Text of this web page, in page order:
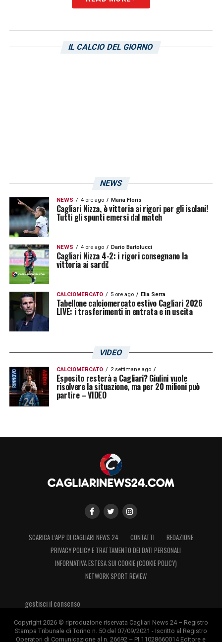
IL CALCIO DEL GIORNO
NEWS
NEWS 4 ore ago Maria Floris
Cagliari Nizza, è vittoria ai rigori per gli isolani!
Tutti gli spunti emersi dal match
NEWS 4 ore ago Dario Bartolucci
Cagliari Nizza 4-2: i rigori consegnano la
vittoria ai sardi!
CALCIOMERCATO 5 ore ago Elia Serra
Tabellone calciomercato estivo Cagliari 2026
LIVE: i trasferimenti in entrata e in uscita
VIDEO
CALCIOMERCATO 2 settimane ago
Esposito resterà a Cagliari? Giulini vuole
risolvere la situazione, ma per 20 milioni può
partire – VIDEO
SCARICA L’APP DI CAGLIARI NEWS 24 CONTATTI
REDAZIONE
PRIVACY POLICY E TRATTAMENTO DEI DATI PERSONALI
INFORMATIVA ESTESA SUI COOKIE (COOKIE POLICY)
NETWORK SPORT REVIEW
gestisci il consenso
Copyright 2026 © riproduzione riservata Cagliari News 24 – Registro
Stampa Tribunale di Torino n. 50 del 07/09/2021 - Iscritto al Registro
Operatori di Comunicazione al n. 26692 – PI 11028660014 Editore e